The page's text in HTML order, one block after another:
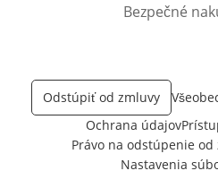
Bezpečné
Odstúpiť od zmluvy
Ochrana údajov
Právo na odstúpenie od
Nastavenia